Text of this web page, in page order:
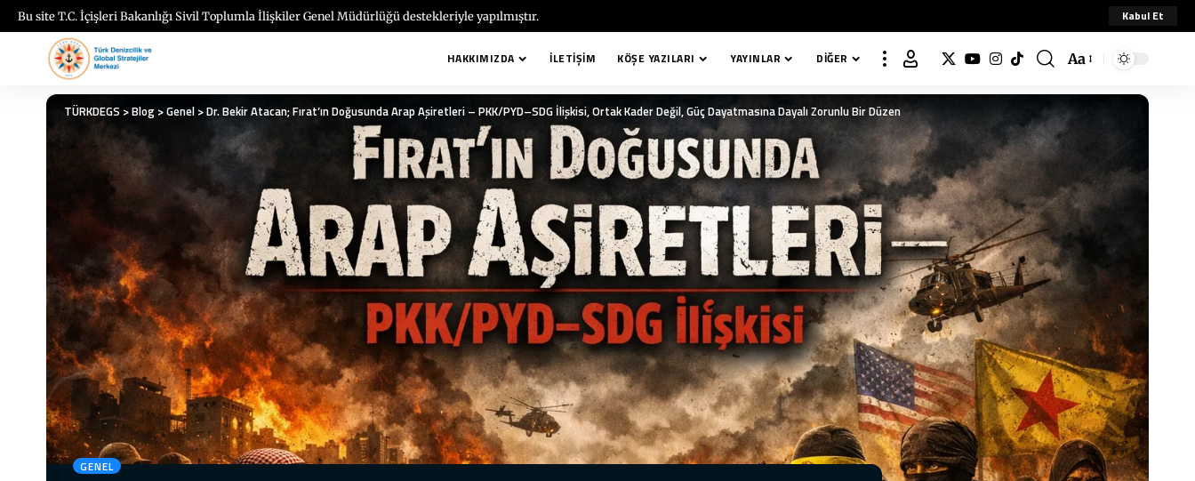
Bu site T.C. İçişleri Bakanlığı Sivil Toplumla İlişkiler Genel Müdürlüğü destekleriyle yapılmıştır. Kabul Et
HAKKIMIZDA İLETIŞIM KÖŞE YAZILARI YAYINLAR DIĞER Aa
TÜRKDEGS >Blog >Genel >Dr. Bekir Atacan; Fırat’ın Doğusunda Arap Aşiretleri – PKK/PYD–SDG İlişkisi, Ortak Kader Değil, Güç Dayatmasına Dayalı Zorunlu Bir Düzen
GENEL